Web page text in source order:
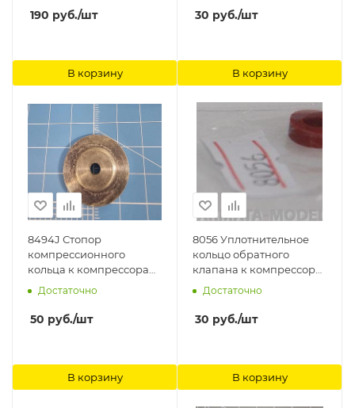
190 руб./шт
В корзину
30 руб./шт
В корзину
8494J Стопор
компрессионного
кольца к компрессорам
1207, 1210 Jas
Достаточно
50 руб./шт
В корзину
8056 Уплотнительное
кольцо обратного
клапана к компрессору
1205, 1206, 1208, заглушки
G1/8 Jas
Достаточно
30 руб./шт
В корзину